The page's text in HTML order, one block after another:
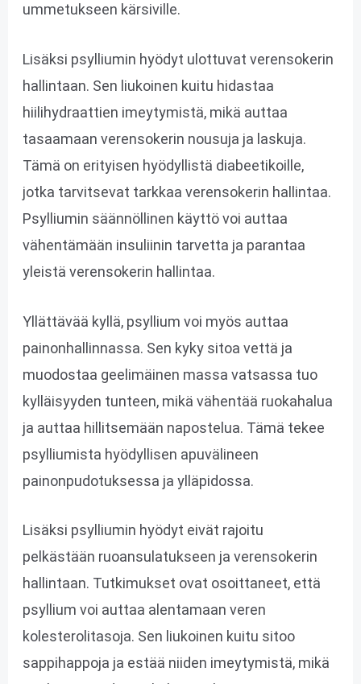
ummetukseen kärsiville.
Lisäksi psylliumin hyödyt ulottuvat verensokerin
hallintaan. Sen liukoinen kuitu hidastaa
hiilihydraattien imeytymistä, mikä auttaa
tasaamaan verensokerin nousuja ja laskuja.
Tämä on erityisen hyödyllistä diabeetikoille,
jotka tarvitsevat tarkkaa verensokerin hallintaa.
Psylliumin säännöllinen käyttö voi auttaa
vähentämään insuliinin tarvetta ja parantaa
yleistä verensokerin hallintaa.
Yllättävää kyllä, psyllium voi myös auttaa
painonhallinnassa. Sen kyky sitoa vettä ja
muodostaa geelimäinen massa vatsassa tuo
kylläisyyden tunteen, mikä vähentää ruokahalua
ja auttaa hillitsemään napostelua. Tämä tekee
psylliumista hyödyllisen apuvälineen
painonpudotuksessa ja ylläpidossa.
Lisäksi psylliumin hyödyt eivät rajoitu
pelkästään ruoansulatukseen ja verensokerin
hallintaan. Tutkimukset ovat osoittaneet, että
psyllium voi auttaa alentamaan veren
kolesterolitasoja. Sen liukoinen kuitu sitoo
sappihappoja ja estää niiden imeytymistä, mikä